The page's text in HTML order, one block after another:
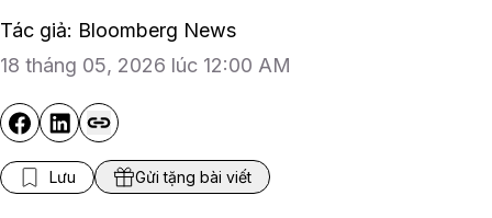
Tác giả: Bloomberg News
18 tháng 05, 2026 lúc 12:00 AM
Lưu Gửi tặng bài viết